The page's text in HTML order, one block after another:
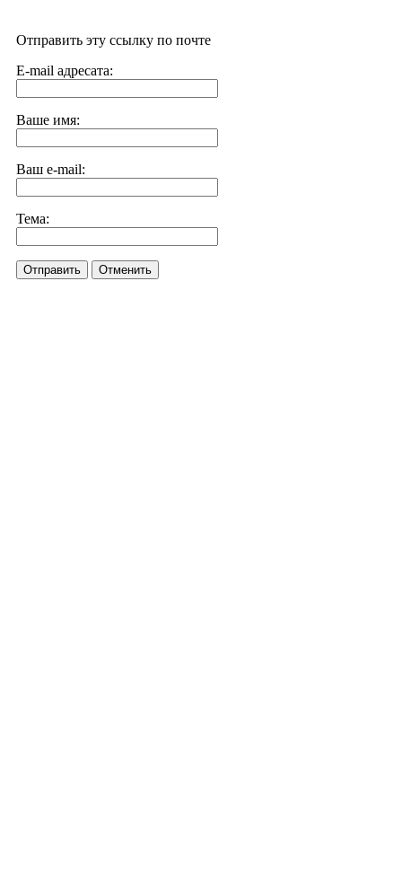
Отправить эту ссылку по почте
E-mail адресата:
Ваше имя:
Ваш e-mail:
Тема:
Отправить Отменить